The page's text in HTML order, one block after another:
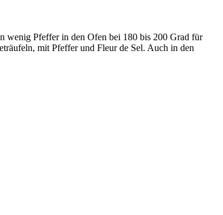
wenig Pfeffer in den Ofen bei 180 bis 200 Grad für
mit Pfeffer und Fleur de Sel. Auch in den